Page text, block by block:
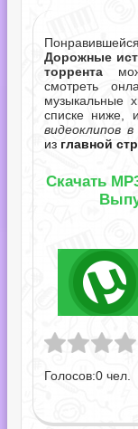
Дорожные
торрента
смотреть
музыкальные
списке ниже,
видеоклипов
из главной
Скачать
Выпуск 2.torrent
Голосов:0 чел.